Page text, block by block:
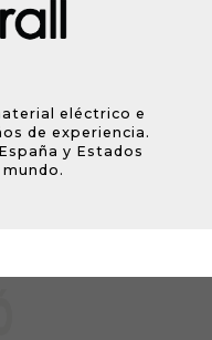
eléctrico e
de experiencia.
y Estados